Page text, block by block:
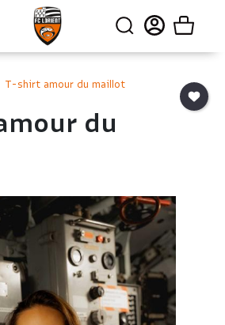
T-shirt amour du maillot
du